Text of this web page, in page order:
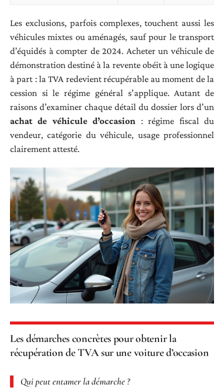
Les exclusions, parfois complexes, touchent aussi les
véhicules mixtes ou aménagés, sauf pour le transport
d’équidés à compter de 2024. Acheter un véhicule de
démonstration destiné à la revente obéit à une logique
à part : la TVA redevient récupérable au moment de la
cession si le régime général s’applique. Autant de
raisons d’examiner chaque détail du dossier lors d’un
achat de véhicule d’occasion : régime fiscal du
vendeur, catégorie du véhicule, usage professionnel
clairement attesté.
Les démarches concrètes pour obtenir la
récupération de TVA sur une voiture d’occasion
Qui peut entamer la démarche ?